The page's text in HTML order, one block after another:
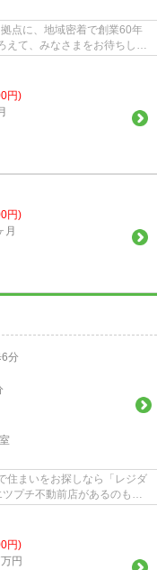
点に、地域密着で創業60年
えて、みなさまをお待ちして
円)
円)
月
6分
住まいをお探しなら「レジダ
プチ不動前店があるのもポ
円)
円